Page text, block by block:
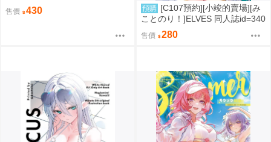
售價 430 預購 [C107預約][小竣的賣場][み
ことのり！]ELVES 同人誌id=340
售價 280